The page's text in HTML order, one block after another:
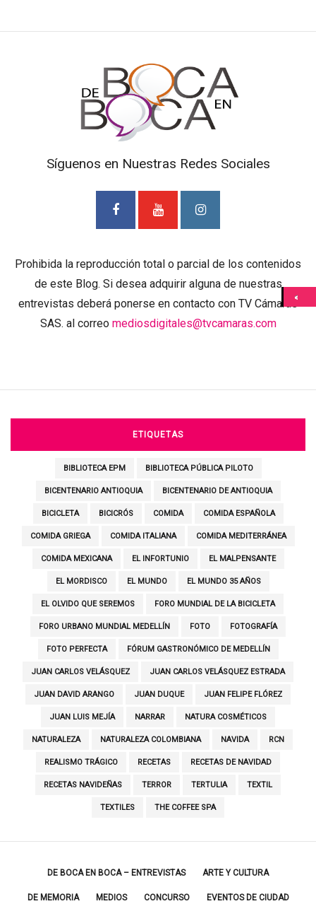
Síguenos en Nuestras Redes Sociales
Prohibida la reproducción total o parcial de los contenidos
de este Blog. Si desea adquirir alguna de nuestras
entrevistas deberá ponerse en contacto con TV Cámaras
SAS. al correo mediosdigitales@tvcamaras.com
ETIQUETAS
BIBLIOTECA EPM BIBLIOTECA PÚBLICA PILOTO
BICENTENARIO ANTIOQUIA BICENTENARIO DE ANTIOQUIA
BICICLETA BICICRÓS COMIDA COMIDA ESPAÑOLA
COMIDA GRIEGA COMIDA ITALIANA COMIDA MEDITERRÁNEA
COMIDA MEXICANA EL INFORTUNIO EL MALPENSANTE
EL MORDISCO EL MUNDO EL MUNDO 35 AÑOS
EL OLVIDO QUE SEREMOS FORO MUNDIAL DE LA BICICLETA
FORO URBANO MUNDIAL MEDELLÍN FOTO FOTOGRAFÍA
FOTO PERFECTA FÓRUM GASTRONÓMICO DE MEDELLÍN
JUAN CARLOS VELÁSQUEZ JUAN CARLOS VELÁSQUEZ ESTRADA
JUAN DAVID ARANGO JUAN DUQUE JUAN FELIPE FLÓREZ
JUAN LUIS MEJÍA NARRAR NATURA COSMÉTICOS
NATURALEZA NATURALEZA COLOMBIANA NAVIDA RCN
REALISMO TRÁGICO RECETAS RECETAS DE NAVIDAD
RECETAS NAVIDEÑAS TERROR TERTULIA TEXTIL
TEXTILES THE COFFEE SPA
DE BOCA EN BOCA – ENTREVISTAS ARTE Y CULTURA
DE MEMORIA MEDIOS CONCURSO EVENTOS DE CIUDAD